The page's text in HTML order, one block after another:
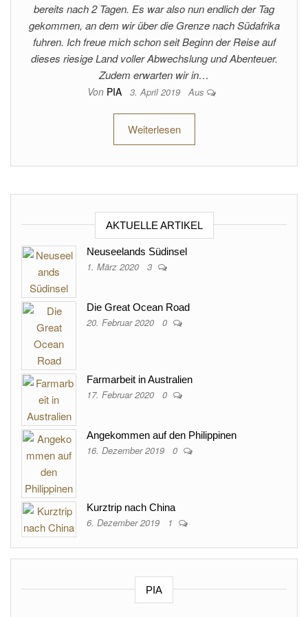
bereits nach 2 Tagen. Es war also nun endlich der Tag
gekommen, an dem wir über die Grenze nach Südafrika
fuhren. Ich freue mich schon seit Beginn der Reise auf
dieses riesige Land voller Abwechslung und Abenteuer.
Zudem erwarten wir in…
Von PIA 3. April 2019 Aus
Weiterlesen
AKTUELLE ARTIKEL
Neuseelands Südinsel
1. März 2020 3
Die Great Ocean Road
20. Februar 2020 0
Farmarbeit in Australien
17. Februar 2020 0
Angekommen auf den Philippinen
16. Dezember 2019 0
Kurztrip nach China
6. Dezember 2019 1
PIA